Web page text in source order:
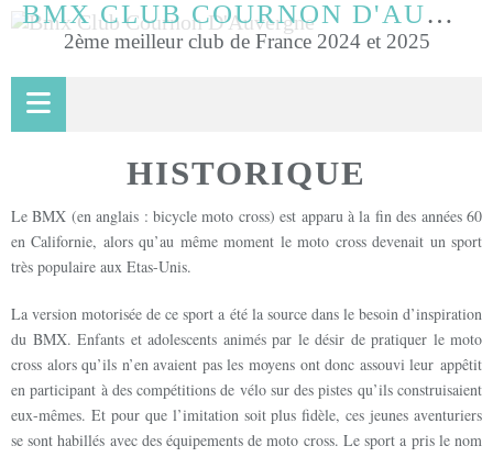
BMX CLUB COURNON D'AUVERGNE
2ème meilleur club de France 2024 et 2025
HISTORIQUE
Le BMX (en anglais : bicycle moto cross) est apparu à la fin des années 60
en Californie, alors qu’au même moment le moto cross devenait un sport
très populaire aux Etas-Unis.
La version motorisée de ce sport a été la source dans le besoin d’inspiration
du BMX. Enfants et adolescents animés par le désir de pratiquer le moto
cross alors qu’ils n’en avaient pas les moyens ont donc assouvi leur appêtit
en participant à des compétitions de vélo sur des pistes qu’ils construisaient
eux-mêmes. Et pour que l’imitation soit plus fidèle, ces jeunes aventuriers
se sont habillés avec des équipements de moto cross. Le sport a pris le nom